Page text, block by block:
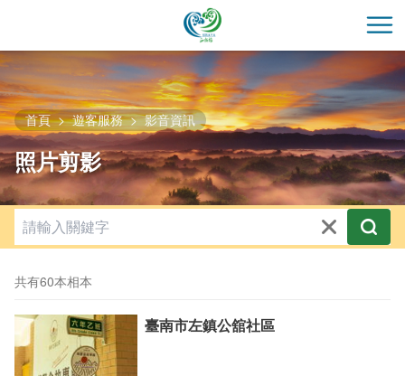
主
要
內
容
區
塊
開
首頁 遊客服務 影音資訊
照片剪影
共有60本相本
臺南市左鎮公舘社區